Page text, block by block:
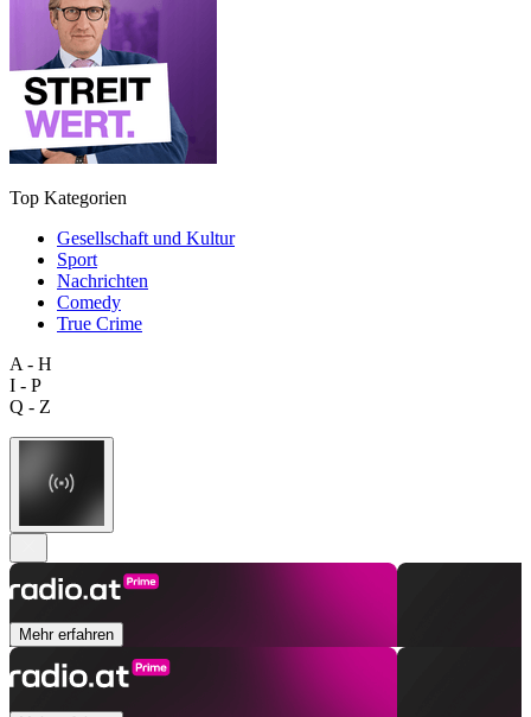
Top Kategorien
Gesellschaft und Kultur
Sport
Nachrichten
Comedy
True Crime
A - H
I - P
Q - Z
Mehr erfahren